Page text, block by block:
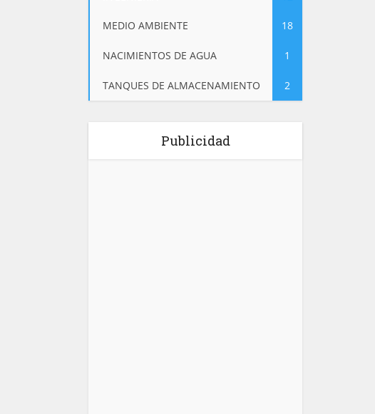
MEDIO AMBIENTE 18
NACIMIENTOS DE AGUA 1
TANQUES DE ALMACENAMIENTO 2
Publicidad